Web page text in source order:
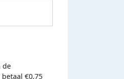
de
betaal €0,75